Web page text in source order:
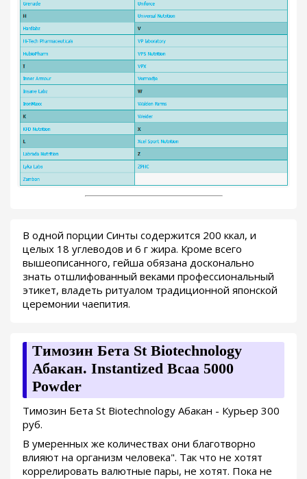
В одной порции Синты содержится 200 ккал, и
целых 18 углеводов и 6 г жира. Кроме всего
вышеописанного, гейша обязана досконально
знать отшлифованный веками профессиональный
этикет, владеть ритуалом традиционной японской
церемонии чаепития.
Tимозин Бета St Biotechnology
Абакан. Instantized Bcaa 5000
Powder
Tимозин Бета St Biotechnology Абакан - Курьер 300
руб.
В умеренных же количествах они благотворно
влияют на организм человека". Так что не хотят
коррелировать валютные пары, не хотят. Пока не